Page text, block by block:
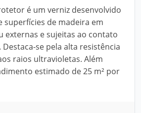
é um verniz desenvolvido
superfícies de madeira em
externas e sujeitas ao contato
se pela alta resistência
raios ultravioletas. Além
estimado de 25 m² por